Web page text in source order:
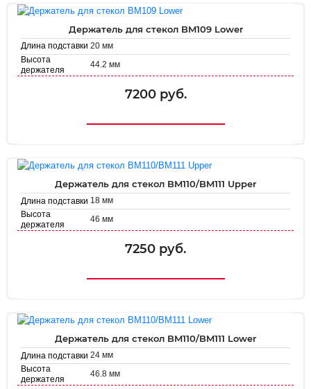
Держатель для стекол BM109 Lower
Длина подставки 20 мм
Высота
держателя
44.2 мм
7200 руб.
Держатель для стекол BM110/BM111 Upper
Длина подставки 18 мм
Высота
держателя
46 мм
7250 руб.
Держатель для стекол BM110/BM111 Lower
Длина подставки 24 мм
Высота
держателя
46.8 мм